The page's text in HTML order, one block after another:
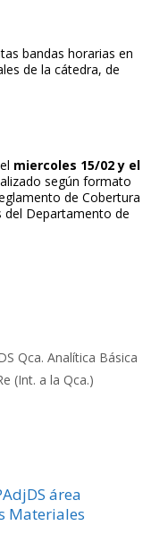
bandas horarias en
de la cátedra, de
miercoles 15/02 y el
según formato
de Cobertura
del Departamento de
Qca. Analítica Básica
(Int. a la Qca.)
área
Materiales